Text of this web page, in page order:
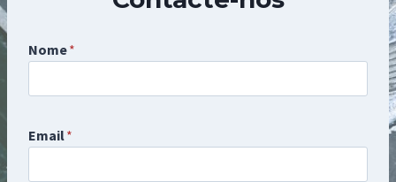
Nome*
Email*